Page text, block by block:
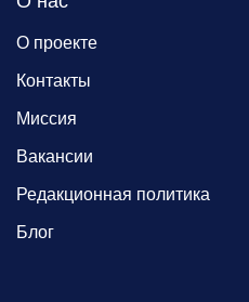
О проекте
Контакты
Миссия
Вакансии
Редакционная политика
Блог